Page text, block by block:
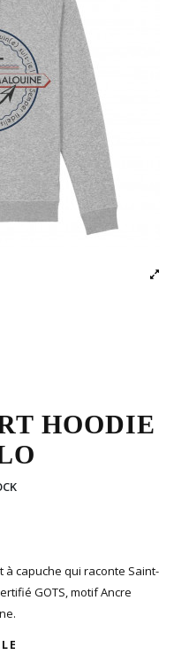
HOODIE
capuche qui raconte Saint-
GOTS, motif Ancre